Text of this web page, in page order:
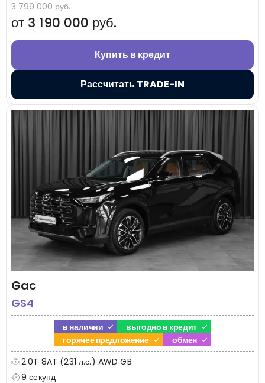
3 799 000 руб.
от 3 190 000 руб.
Купить в кредит
Рассчитать TRADE-IN
Gac
GS4
в наличии
выгодно в кредит
горячее предложение
обмен
2.0T 8AT (231 л.с.) AWD GB
9 секунд